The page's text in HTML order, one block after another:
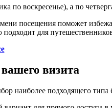
по воскресенье), а по
посещения поможет
подходит для
визита
наиболее подходящего типа